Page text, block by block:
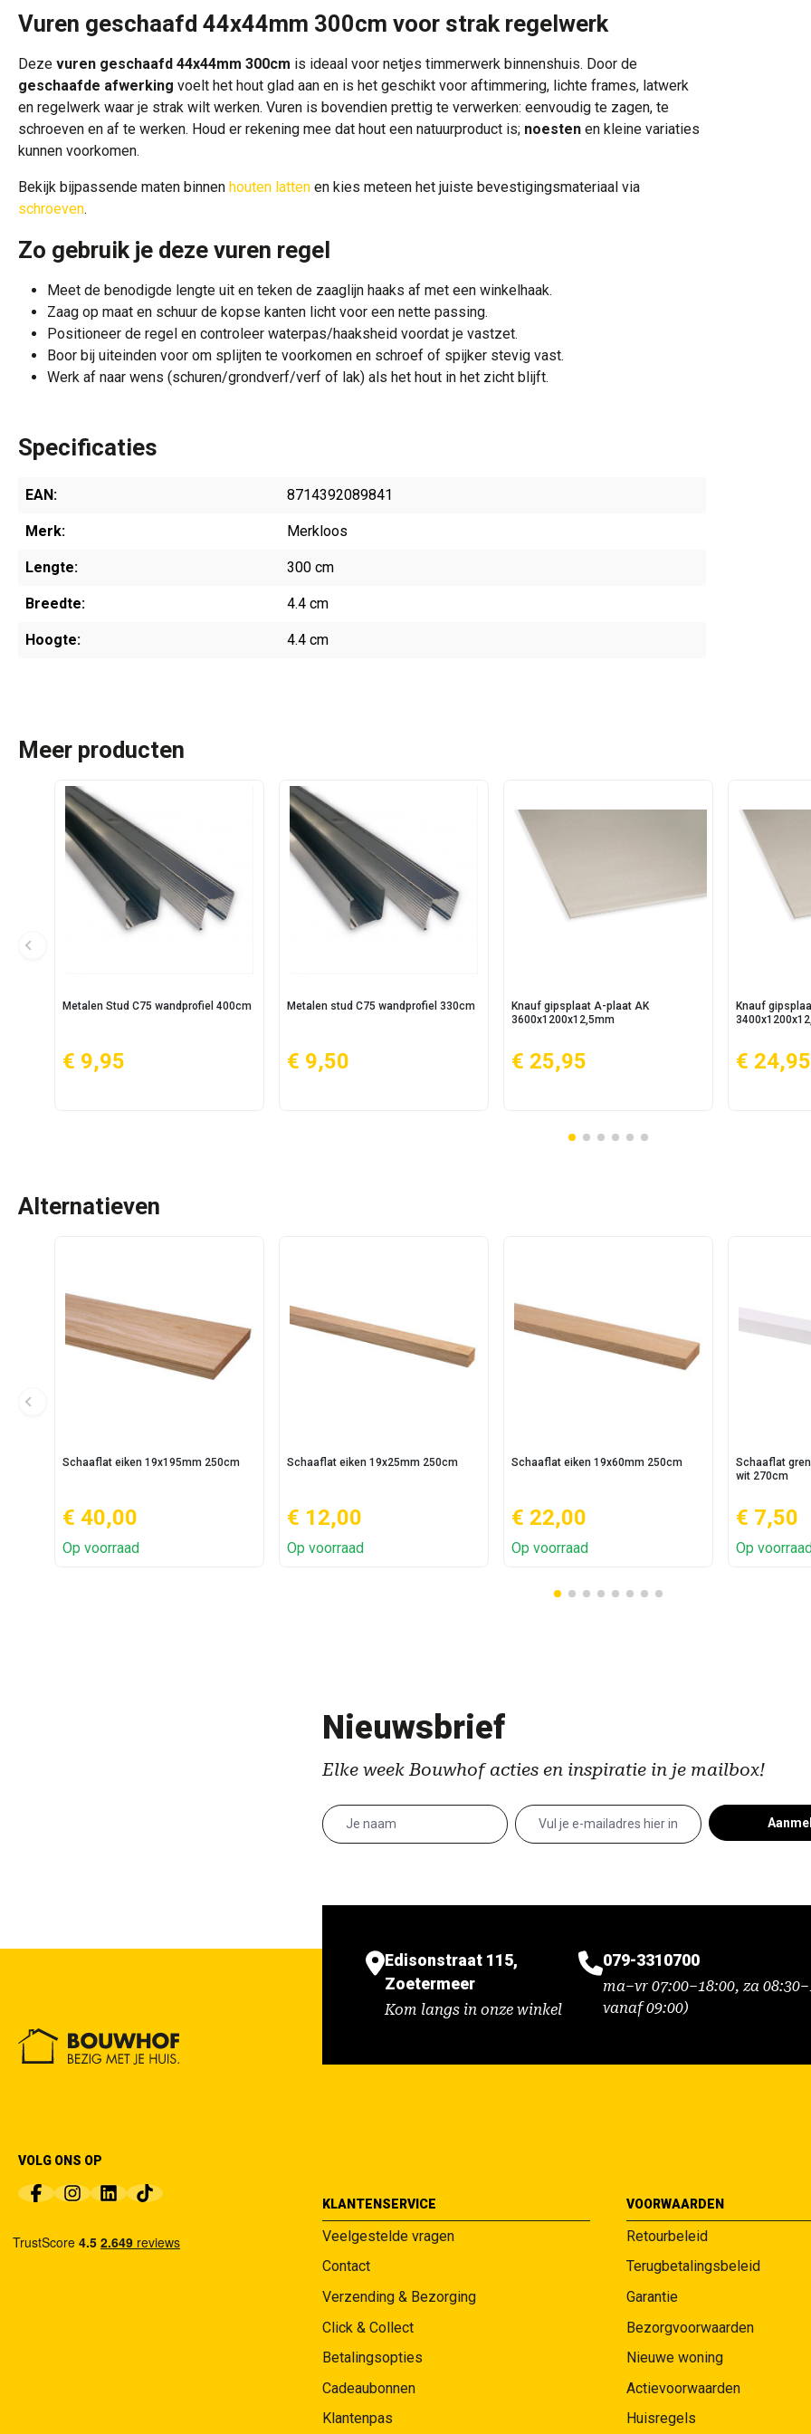
Vuren geschaafd 44x44mm 300cm voor strak regelwerk
Deze vuren geschaafd 44x44mm 300cm is ideaal voor netjes timmerwerk binnenshuis. Door de
geschaafde afwerking voelt het hout glad aan en is het geschikt voor aftimmering, lichte frames, latwerk
en regelwerk waar je strak wilt werken. Vuren is bovendien prettig te verwerken: eenvoudig te zagen, te
schroeven en af te werken. Houd er rekening mee dat hout een natuurproduct is; noesten en kleine variaties
kunnen voorkomen.
Bekijk bijpassende maten binnen houten latten en kies meteen het juiste bevestigingsmateriaal via
schroeven.
Zo gebruik je deze vuren regel
Meet de benodigde lengte uit en teken de zaaglijn haaks af met een winkelhaak.
Zaag op maat en schuur de kopse kanten licht voor een nette passing.
Positioneer de regel en controleer waterpas/haaksheid voordat je vastzet.
Boor bij uiteinden voor om splijten te voorkomen en schroef of spijker stevig vast.
Werk af naar wens (schuren/grondverf/verf of lak) als het hout in het zicht blijft.
Specificaties
EAN: 8714392089841
Merk: Merkloos
Lengte: 300 cm
Breedte: 4.4 cm
Hoogte: 4.4 cm
Meer producten
Metalen Stud C75 wandprofiel 400cm
€ 9,95
Metalen stud C75 wandprofiel 330cm
€ 9,50
Knauf gipsplaat A-plaat AK
3600x1200x12,5mm
€ 25,95
Knauf
€ 24,95
Alternatieven
Schaaflat eiken 19x195mm 250cm
€ 40,00
Op voorraad
Schaaflat eiken 19x25mm 250cm
€ 12,00
Op voorraad
Schaaflat eiken 19x60mm 250cm
€ 22,00
Op voorraad
Schaaflat
wit 270cm
€ 7,50
Op
Nieuwsbrief
Elke week Bouwhof acties en inspiratie in je mailbox!
Edisonstraat 115,
Zoetermeer
Kom langs in onze winkel
079-3310700
ma–vr 07:00–18:00, za
vanaf 09:00)
VOLG ONS OP
KLANTENSERVICE
Veelgestelde vragen
Contact
Verzending & Bezorging
Click & Collect
Betalingsopties
Cadeaubonnen
Klantenpas
VOORWAARDEN
Retourbeleid
Terugbetalingsbeleid
Garantie
Bezorgvoorwaarden
Nieuwe woning
Actievoorwaarden
Huisregels